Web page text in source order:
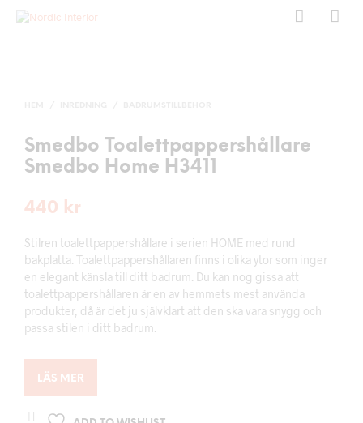
Smedbo Toalettpappershållare
Smedbo Home H3411
440 kr
Stilren toalettpappershållare i serien HOME med rund
bakplatta. Toalettpappershållaren finns i olika ytor som inger
en elegant känsla till ditt badrum. Du kan nog gissa att
toalettpappershållaren är en av hemmets mest använda
produkter, då är det ju självklart att den ska vara snygg och
passa stilen i ditt badrum.
LÄS MER